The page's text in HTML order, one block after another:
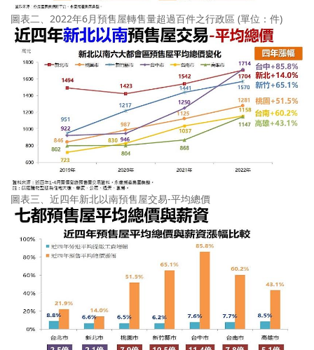
圖表二、2022年6月預售屋轉售量超過百件之行政區 (單位：件)
圖表三、近四年新北以南預售屋交易-平均總價